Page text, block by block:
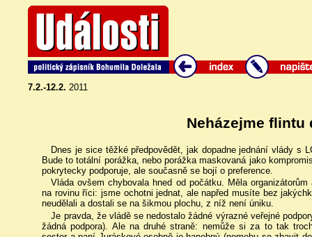
7.2.-12.2. 2011
Neházejme flintu
Dnes je sice těžké předpovědět, jak dopadne jednání vlády s
Bude to totální porážka, nebo porážka maskovaná jako
pokrytecky podporuje, ale současně se bojí o preference.
Vláda ovšem chybovala hned od počátku. Měla
na rovinu říci: jsme ochotni jednat, ale napřed musíte bez
neudělali a dostali se na šikmou plochu, z níž není úniku.
Je pravda, že vládě se nedostalo žádné výrazné veřejné
žádná podpora). Ale na druhé straně: nemůže si za to tak